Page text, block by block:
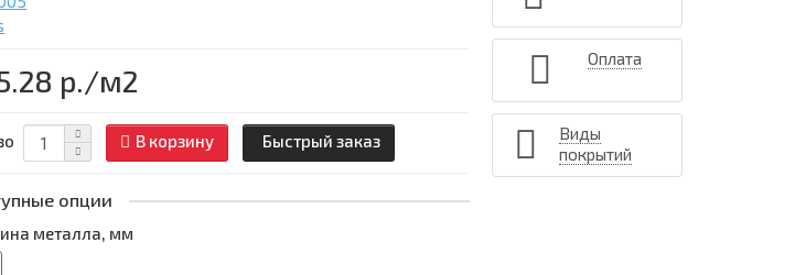
р./м2
В корзину Быстрый заказ
опции
металла, мм
Оплата
Виды
покрытий